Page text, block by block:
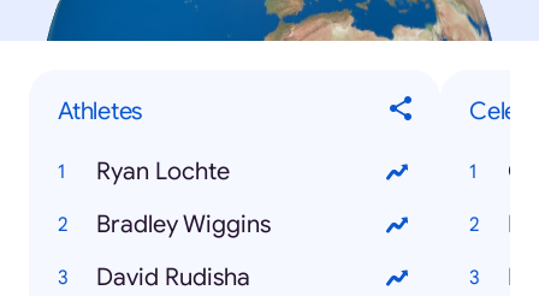
Athletes
Ryan Lochte
Bradley Wiggins
David Rudisha